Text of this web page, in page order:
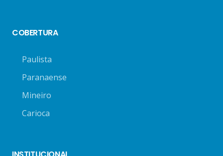
COBERTURA
Paulista
Paranaense
Mineiro
Carioca